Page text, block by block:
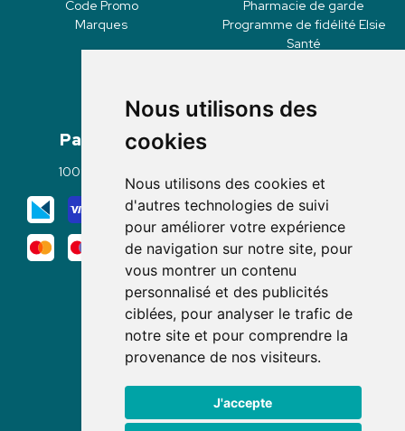
Nous utilisons des
cookies
Nous utilisons des cookies et
d'autres technologies de suivi
pour améliorer votre expérience
de navigation sur notre site, pour
vous montrer un contenu
personnalisé et des publicités
ciblées, pour analyser le trafic de
notre site et pour comprendre la
provenance de nos visiteurs.
J'accepte
Code Promo
Marques
Pharmacie de garde
Programme de fidélité Elsie
Santé
Paiement
100% sécurisé
Mode de livraison
Nous suivre